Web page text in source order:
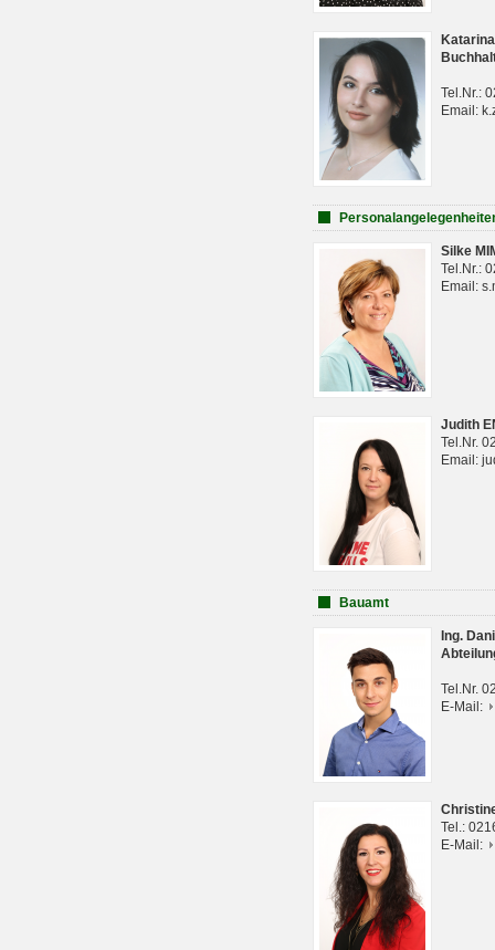
Tel.Nr.:
Email:
Silke
Tel.Nr.:
Email:
Judith
Tel.Nr.
Email:
Bauamt
Ing.
Tel.Nr.
E-Mail:
Tel.:
E-Mail: